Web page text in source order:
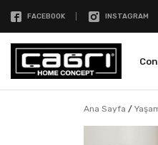
FACEBOOK INSTAGRAM
Ana Sayfa /